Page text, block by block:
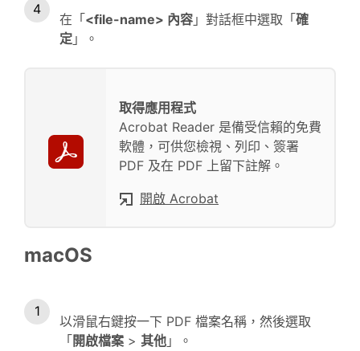
在「<file-name> 內容 」對話框中選取「確
定 」。
取得應用程式
Acrobat Reader 是備受信賴的免費
軟體，可供您檢視、列印、簽署
PDF 及在 PDF 上留下註解。
開啟 Acrobat
macOS
以滑鼠右鍵按一下 PDF 檔案名稱，然後選取
「 開啟檔案 > 其他 」。